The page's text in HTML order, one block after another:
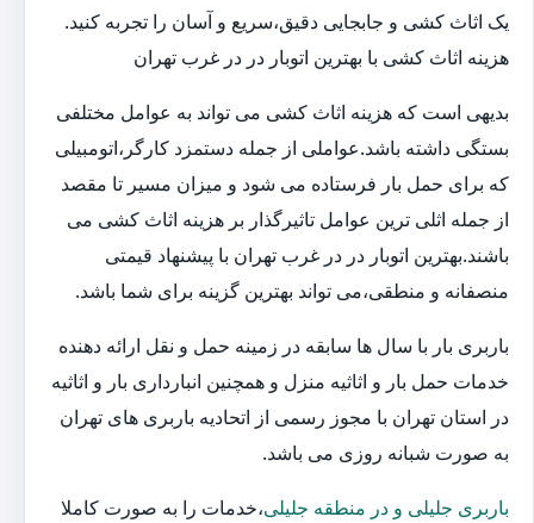
یک اثاث کشی و جابجایی دقیق،سریع و آسان را تجربه کنید.
هزینه اثاث کشی با بهترین اتوبار در در غرب تهران
بدیهی است که هزینه اثاث کشی می تواند به عوامل مختلفی
بستگی داشته باشد.عواملی از جمله دستمزد کارگر،اتومبیلی
که برای حمل بار فرستاده می شود و میزان مسیر تا مقصد
از جمله اثلی ترین عوامل تاثیرگذار بر هزینه اثاث کشی می
باشند.بهترین اتوبار در در غرب تهران با پیشنهاد قیمتی
منصفانه و منطقی،می تواند بهترین گزینه برای شما باشد.
باربری بار با سال ها سابقه در زمینه حمل و نقل ارائه دهنده
خدمات حمل بار و اثاثیه منزل و همچنین انبارداری بار و اثاثیه
در استان تهران با مجوز رسمی از اتحادیه باربری های تهران
به صورت شبانه روزی می باشد.
باربری جلیلی و در منطقه جلیلی،خدمات را به صورت کاملا